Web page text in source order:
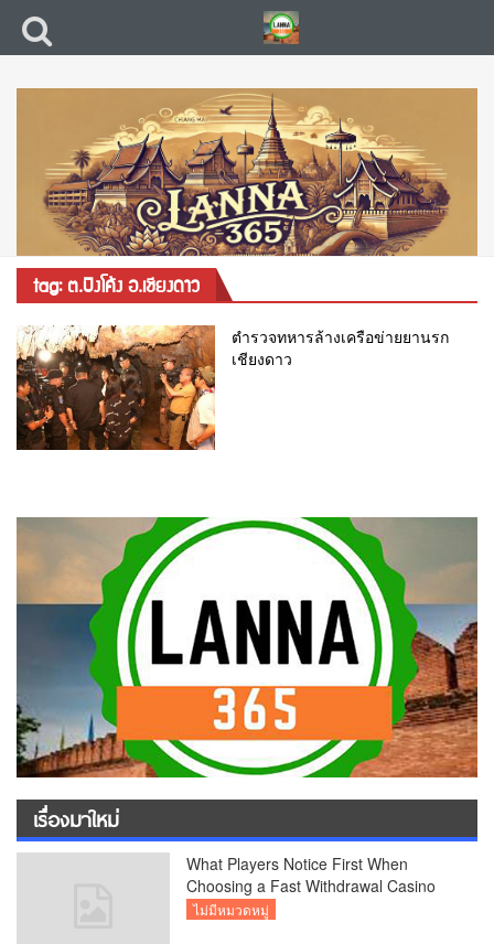
tag: ต.ปิงโค้ง อ.เชียงดาว
ตำรวจทหารล้างเครือข่ายยานรก
เชียงดาว
เรื่องมาใหม่
What Players Notice First When
Choosing a Fast Withdrawal Casino
UK
ไม่มีหมวดหมู่